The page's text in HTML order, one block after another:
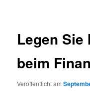
Legen Sie
beim
Veröffentlicht am